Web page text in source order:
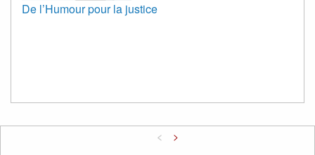
De l’Humour pour la justice
< >